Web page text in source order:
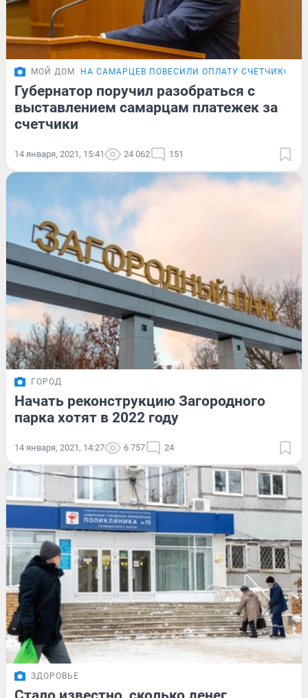
МОЙ ДОМ НА САМАРЦЕВ ПОВЕСИЛИ ОПЛАТУ СЧЕТЧИКОВ
Губернатор поручил разобраться с
выставлением самарцам платежек за
счетчики
14 января, 2021, 15:41 24 062 151
ГОРОД
Начать реконструкцию Загородного
парка хотят в 2022 году
14 января, 2021, 14:27 6 757 24
ЗДОРОВЬЕ